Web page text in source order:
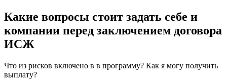
Какие вопросы стоит задать себе и
компании перед заключением договора
ИСЖ
Что из рисков включено в в программу? Как я могу получить
выплату?